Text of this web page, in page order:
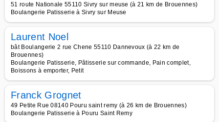
51 route Nationale 55110 Sivry sur meuse (à 21 km de Brouennes)
Boulangerie Patisserie à Sivry sur Meuse
Laurent Noel
bât Boulangerie 2 rue Chene 55110 Dannevoux (à 22 km de
Brouennes)
Boulangerie Patisserie, Pâtisserie sur commande, Pain complet,
Boissons à emporter, Petit
Franck Grognet
49 Petite Rue 08140 Pouru saint remy (à 26 km de Brouennes)
Boulangerie Patisserie à Pouru Saint Remy